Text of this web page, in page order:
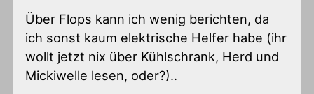
Über Flops kann ich wenig berichten, da
ich sonst kaum elektrische Helfer habe (ihr
wollt jetzt nix über Kühlschrank, Herd und
Mickiwelle lesen, oder?)..